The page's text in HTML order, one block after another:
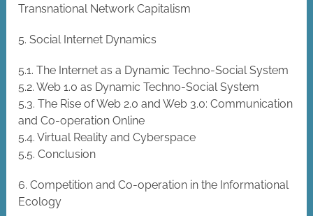
Transnational Network Capitalism
5. Social Internet Dynamics
5.1. The Internet as a Dynamic Techno-Social System
5.2. Web 1.0 as Dynamic Techno-Social System
5.3. The Rise of Web 2.0 and Web 3.0: Communication
and Co-operation Online
5.4. Virtual Reality and Cyberspace
5.5. Conclusion
6. Competition and Co-operation in the Informational
Ecology